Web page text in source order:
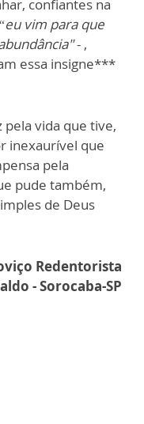
confiantes na
“eu vim para que
- ,
essa insigne***
pela vida que tive,
inexaurível que
pela
pude também,
de Deus
Redentorista
- Sorocaba-SP